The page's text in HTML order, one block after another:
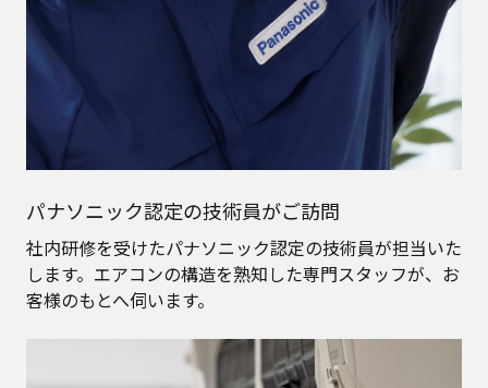
パナソニック認定の技術員がご訪問
社内研修を受けたパナソニック認定の技術員が担当いた
します。エアコンの構造を熟知した専門スタッフが、お
客様のもとへ伺います。